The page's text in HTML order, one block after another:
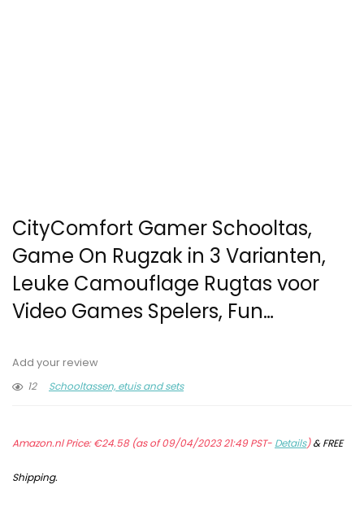
CityComfort Gamer Schooltas,
Game On Rugzak in 3 Varianten,
Leuke Camouflage Rugtas voor
Video Games Spelers, Fun…
Add your review
12
Schooltassen, etuis and sets
Amazon.nl Price:€24.58(as of 09/04/2023 21:49 PST- Details)&FREE
Shipping.